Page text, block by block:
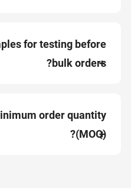
for testing before
bulk orders?
order quantity
(MOQ)?